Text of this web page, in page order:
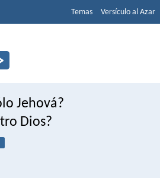
Temas Versículo al Azar
Jehová?
Dios?